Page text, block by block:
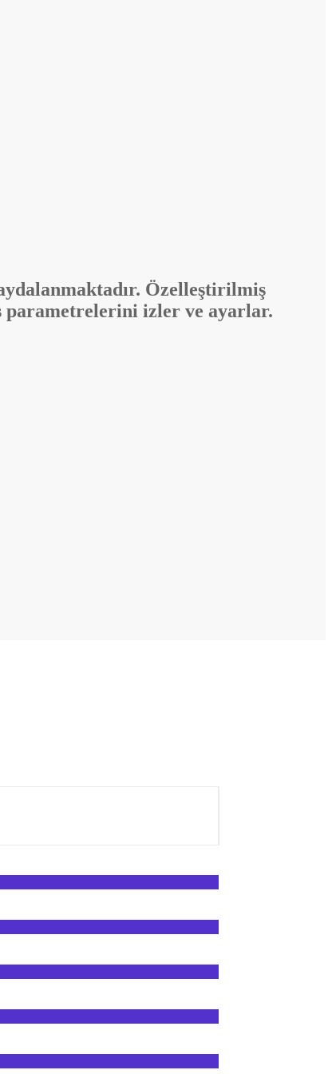
Özelleştirilmiş
parametrelerini izler ve ayarlar.